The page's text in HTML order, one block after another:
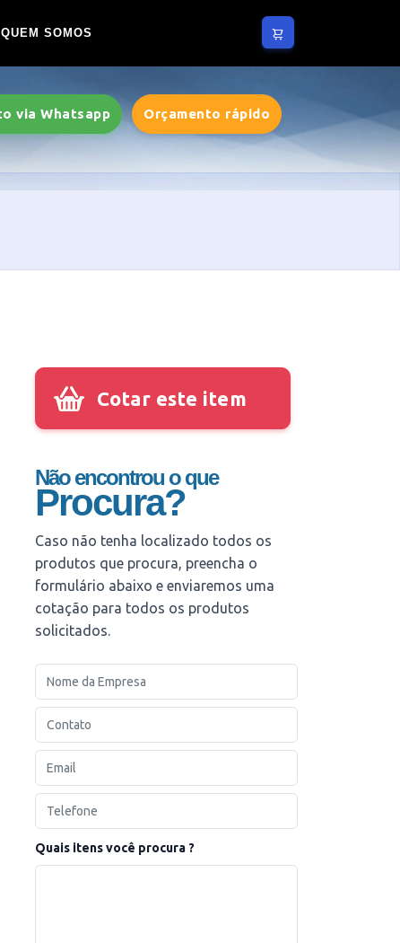
QUEM SOMOS
via Whatsapp Orçamento rápido
Cotar este item
Não encontrou o que
Procura?
Caso não tenha localizado todos os
produtos que procura, preencha o
formulário abaixo e enviaremos uma
cotação para todos os produtos
solicitados.
Quais itens você procura ?